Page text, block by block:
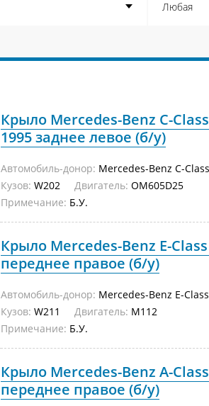
Крыло Mercedes-Benz C-
1995 заднее левое (б/у)
Автомобиль-донор: Mercedes-Benz C-Class
Кузов: W202 Двигатель: OM605D25
Примечание: Б.У.
Крыло Mercedes-Benz E-
переднее правое (б/у)
Автомобиль-донор: Mercedes-Benz E-Class
Кузов: W211 Двигатель: M112
Примечание: Б.У.
Крыло Mercedes-Benz A-
переднее правое (б/у)